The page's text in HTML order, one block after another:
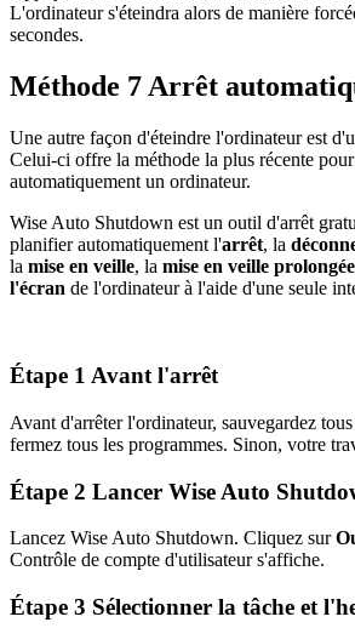
L'ordinateur s'éteindra alors de manière
secondes.
Méthode 7 Arrêt
Une autre façon d'éteindre l'ordinateur est
Celui-ci offre la méthode la plus récente
automatiquement un ordinateur.
Wise Auto Shutdown est un outil d'arrêt
planifier automatiquement l'arrêt, la
la mise en veille, la mise en veille prolongée
l'écran de l'ordinateur à l'aide d'une seule
Étape 1 Avant l'arrêt
Avant d'arrêter l'ordinateur, sauvegardez
fermez tous les programmes. Sinon, votre
Étape 2 Lancer Wise Auto
Lancez Wise Auto Shutdown. Cliquez sur
Contrôle de compte d'utilisateur s'affiche.
Étape 3 Sélectionner la tâche et